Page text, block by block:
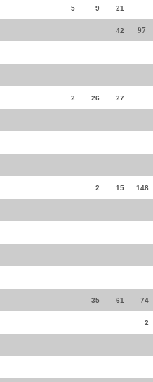
5 9 21
42 97
2 26 27
2 15 148
35 61 74
2